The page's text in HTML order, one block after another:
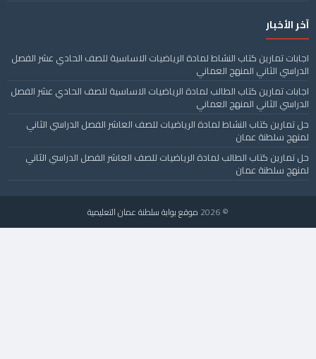
آخر الأخبار
اجابات تمارين كتاب النشاط لمادة الرياضيات الاساسية للصف الحادي عشر الفصل
الدراسي الثاني المنهج العماني
اجابات تمارين كتاب الطالب لمادة الرياضيات الاساسية للصف الحادي عشر الفصل
الدراسي الثاني المنهج العماني
حل تمارين كتاب النشاط لمادة الرياضيات للصف العاشر الفصل الدراسي الثاني
لمنهج سلطنة عمان
حل تمارين كتاب الطالب لمادة الرياضيات للصف العاشر الفصل الدراسي الثاني
لمنهج سلطنة عمان
© 2026 موقع بوابة سلطنة عمان التعليمية